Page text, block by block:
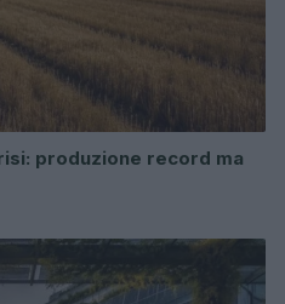
produzione record ma